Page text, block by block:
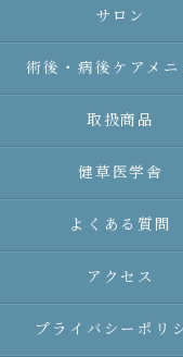
サロン
術後・病後ケアメニ
取扱商品
健草医学舎
よくある質問
アクセス
プライバシーポリ